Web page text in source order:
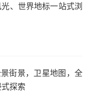
、世界地标一站式浏
街景，卫星地图，全
探索